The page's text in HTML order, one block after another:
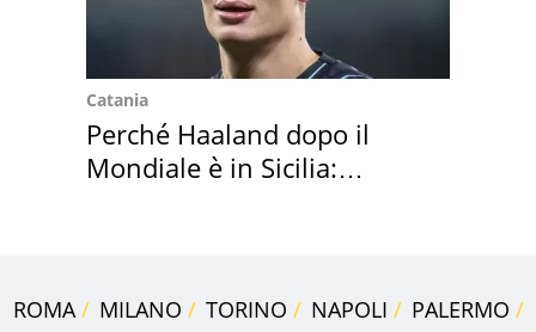
Catania
Perché Haaland dopo il
Mondiale è in Sicilia:
ROMA MILANO TORINO NAPOLI
PALERMO